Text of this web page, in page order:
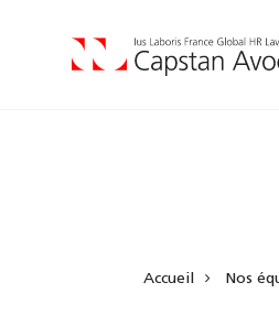
Accueil Nos